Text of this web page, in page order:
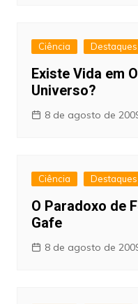
Ciência Destaques
Existe Vida em
Universo?
8 de agosto de
Ciência Destaques
O Paradoxo de
Gafe
8 de agosto de